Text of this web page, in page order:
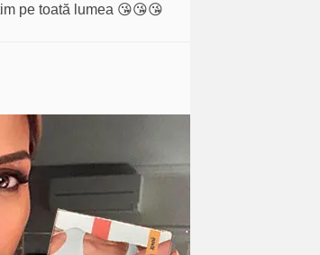
pe toată lumea 😘😘😘